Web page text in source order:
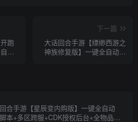
跑
动
下一篇
大话回合手游【缥缈西游之
神族修复版】一键全自动搭
合手游【星辰变内购版】一键全自动
本+多区跨服+CDK授权后台+全物品